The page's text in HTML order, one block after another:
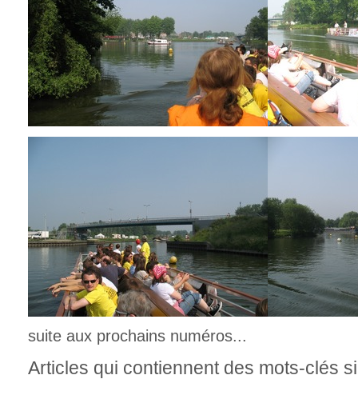
suite aux prochains numéros...
Articles qui contiennent des mots-clés